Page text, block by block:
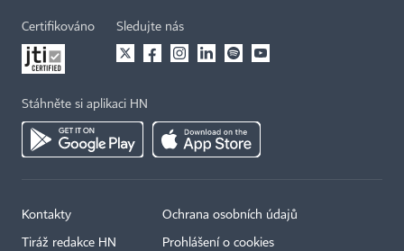
Certifikováno Sledujte nás
Stáhněte si aplikaci HN
Kontakty
Tiráž redakce HN
Ochrana osobních údajů
Prohlášení o cookies